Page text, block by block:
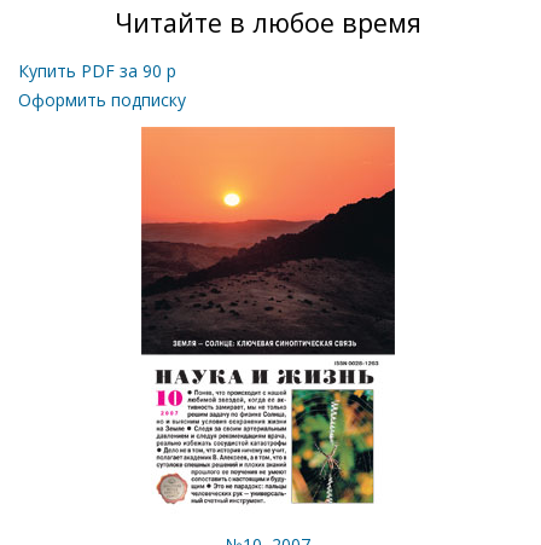
Читайте в любое время
Купить PDF за 90 р
Оформить подписку